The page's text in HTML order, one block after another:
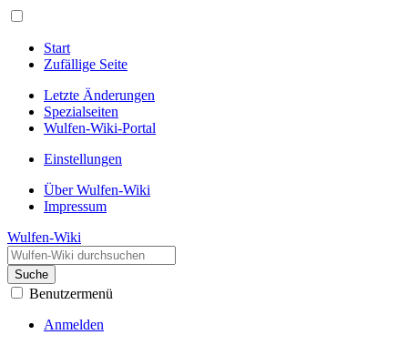
Start
Zufällige Seite
Letzte Änderungen
Spezialseiten
Wulfen-Wiki-Portal
Einstellungen
Über Wulfen-Wiki
Impressum
Wulfen-Wiki
Suche
Benutzermenü
Anmelden